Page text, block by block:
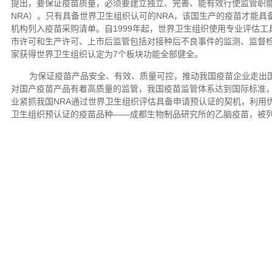
提出，要保证疫苗质量，必须要建立独立、完善、能有效行使监管
NRA）。只有具备世界卫生组织认可的NRA，该国生产的疫苗才能
机构列入疫苗采购清单。自1999年起，世界卫生组织使用专业评估
市许可和生产许可、上市后监管包括对接种后不良事件的监测、监
家获得世界卫生组织认定为7个板块功能全部健全。
为保证疫苗产品安全、有效、质量可控，推动我国疫苗企业走
对国产疫苗产品有着高质量的监管，我国疫苗监管体系达到国际标
业紧抓我国NRA通过世界卫生组织评估具备申请预认证的契机，利
卫生组织预认证的疫苗品种——成都生物制品研究所的乙脑疫苗，被